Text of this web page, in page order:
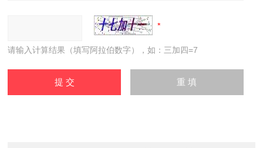
请输入计算结果（填写阿拉伯数字），如：三加四=7